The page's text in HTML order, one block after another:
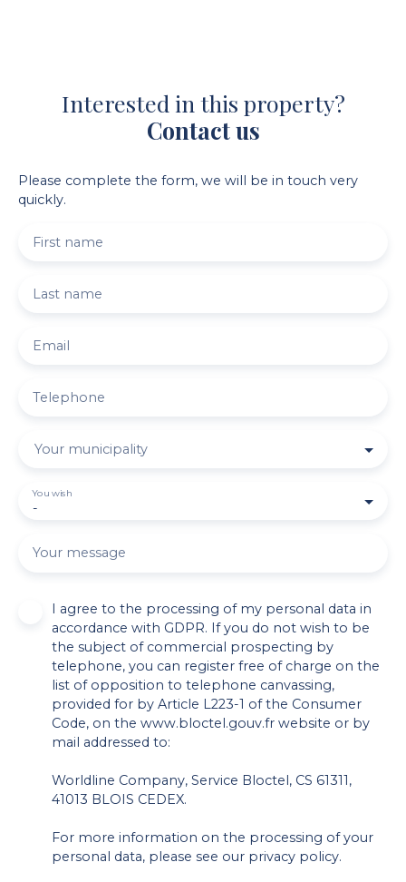
Interested in this property?
Contact us
Please complete the form, we will be in touch very
quickly.
First name
Last name
Email
Telephone
Your municipality
-
You wish
Your message
I agree to the processing of my personal data in
accordance with GDPR. If you do not wish to be
the subject of commercial prospecting by
telephone, you can register free of charge on the
list of opposition to telephone canvassing,
provided for by Article L223-1 of the Consumer
Code, on the www.bloctel.gouv.fr website or by
mail addressed to:
Worldline Company, Service Bloctel, CS 61311,
41013 BLOIS CEDEX.
For more information on the processing of your
personal data, please see our privacy policy.